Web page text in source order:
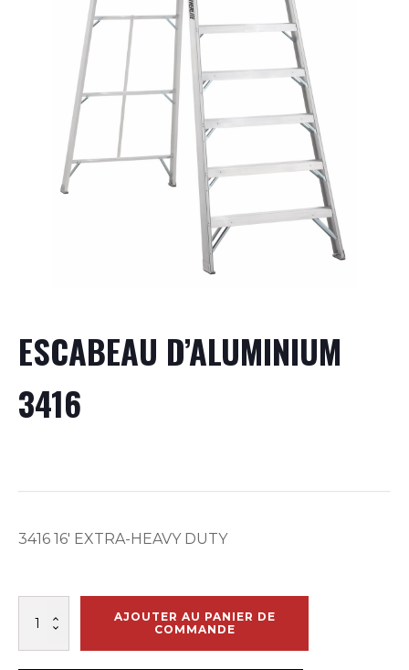
ESCABEAU D’ALUMINIUM
3416
3416 16′ EXTRA-HEAVY DUTY
ESCABEAU
AJOUTER AU PANIER DE
COMMANDE